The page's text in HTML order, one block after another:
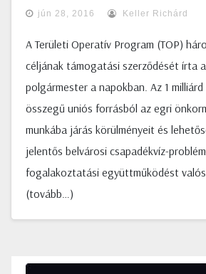
jún 28, 2016 Keller Richárd
A Területi Operatív Program (TOP)
céljának támogatási szerződését írta
polgármester a napokban. Az 1
összegű uniós forrásból az egri
munkába járás körülményeit és
jelentős belvárosi csapadékvíz-
fogalakoztatási együttműködést
(tovább…)